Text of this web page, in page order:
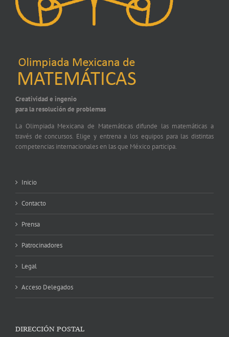
Creatividad e ingenio
para la resolución de problemas
La Olimpiada Mexicana de Matemáticas difunde las matemáticas a
través de concursos. Elige y entrena a los equipos para las distintas
competencias internacionales en las que México participa.
Inicio
Contacto
Prensa
Patrocinadores
Legal
Acceso Delegados
DIRECCIÓN POSTAL